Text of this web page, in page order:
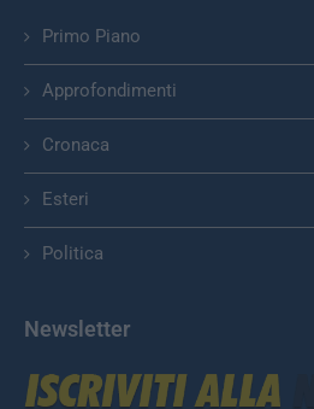
Primo Piano
Approfondimenti
Cronaca
Esteri
Politica
Newsletter